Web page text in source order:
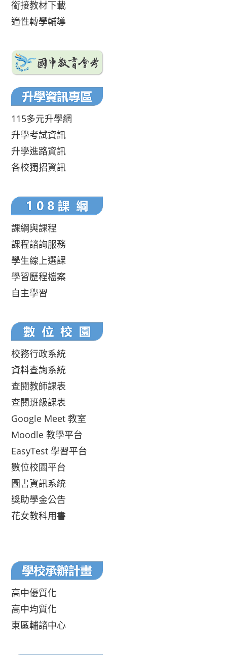
銜接教材下載
適性轉學輔導
115多元升學網
升學考試資訊
升學進路資訊
各校獨招資訊
課綱與課程
課程諮詢服務
學生線上選課
學習歷程檔案
自主學習
校務行政系統
資料查詢系統
查閱教師課表
查閱班級課表
Google Meet 教室
Moodle 教學平台
EasyTest 學習平台
數位校園平台
圖書資訊系統
獎助學金公告
花女教科用書
高中優質化
高中均質化
東區輔諮中心